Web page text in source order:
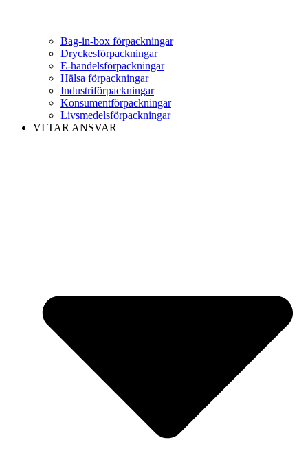
Bag-in-box förpackningar
Dryckesförpackningar
E-handelsförpackningar
Hälsa förpackningar
Industriförpackningar
Konsumentförpackningar
Livsmedelsförpackningar
VI TAR ANSVAR